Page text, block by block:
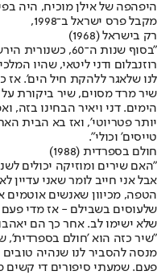
היפהפה של אילן מוכיח, היה בפי
מקבל פרס ישראל ב־1998,
רק בישראל (1968)
"בסוף שנות ה־60,
רוזנבלום ודני ליטאי, שהיו
לנו שלאגר ללהקת חיל הים'.
שיר מרד מסוים, שיר ביקורת
הימים. דני ויאיר הבחינו
יותר פטריוטי', ואז בא הבית
טייסים' וכולי".
חולם בספרדית (1988)
"האם שירים ומוזיקה יכולים
אבל אני חייב לומר שאני עדיין
הטפה, מכיוון שאנשים אוטמים
שלעוסים בשבילם - אז מדי פעם
שלא ישימו לב. אחר כך הם
"שיר כזה הוא 'חולם בספרדית',
מנסה להסביר לנו שנהיה טובים
פעם. שמעתי סיפורים די קשים